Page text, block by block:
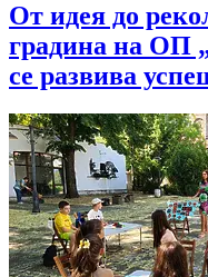
От идея до
градина на ОП
се развива